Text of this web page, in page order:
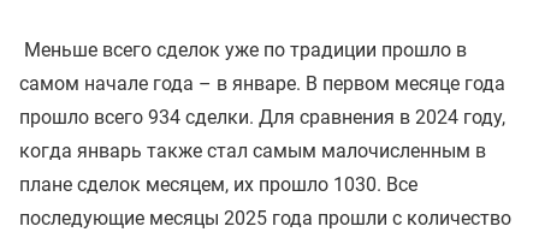
Меньше всего сделок уже по традиции прошло в
самом начале года – в январе. В первом месяце года
прошло всего 934 сделки. Для сравнения в 2024 году,
когда январь также стал самым малочисленным в
плане сделок месяцем, их прошло 1030. Все
последующие месяцы 2025 года прошли с количество